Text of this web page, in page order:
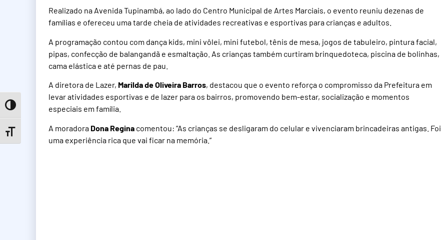
Toggle High Contrast
Toggle Font size
Realizado na Avenida Tupinambá, ao lado do Centro Municipal de Artes Marciais, o evento reuniu dezenas de
famílias e ofereceu uma tarde cheia de atividades recreativas e esportivas para crianças e adultos.
A programação contou com dança kids, mini vôlei, mini futebol, tênis de mesa, jogos de tabuleiro, pintura facial,
pipas, confecção de balangandã e esmaltação. As crianças também curtiram brinquedoteca, piscina de bolinhas,
cama elástica e até pernas de pau.
A diretora de Lazer, Marilda de Oliveira Barros, destacou que o evento reforça o compromisso da Prefeitura em
levar atividades esportivas e de lazer para os bairros, promovendo bem-estar, socialização e momentos
especiais em família.
A moradora Dona Regina comentou: “As crianças se desligaram do celular e vivenciaram brincadeiras antigas. Foi
uma experiência rica que vai ficar na memória.”